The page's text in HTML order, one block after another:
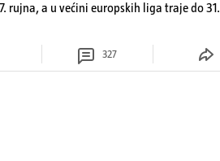
rujna, a u većini europskih liga traje do 31.
327